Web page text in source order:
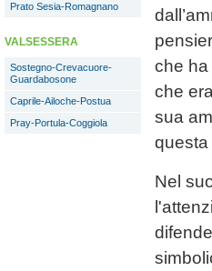
Prato Sesia-Romagnano
VALSESSERA
Sostegno-Crevacuore-
Guardabosone
Caprile-Ailoche-Postua
Pray-Portula-Coggiola
che ha
che
sua
questa
Nel